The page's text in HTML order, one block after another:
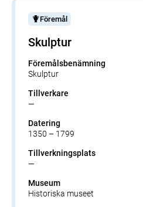
Föremål
Skulptur
Föremålsbenämning
Skulptur
Tillverkare
—
Datering
1350 – 1799
Tillverkningsplats
—
Museum
Historiska museet